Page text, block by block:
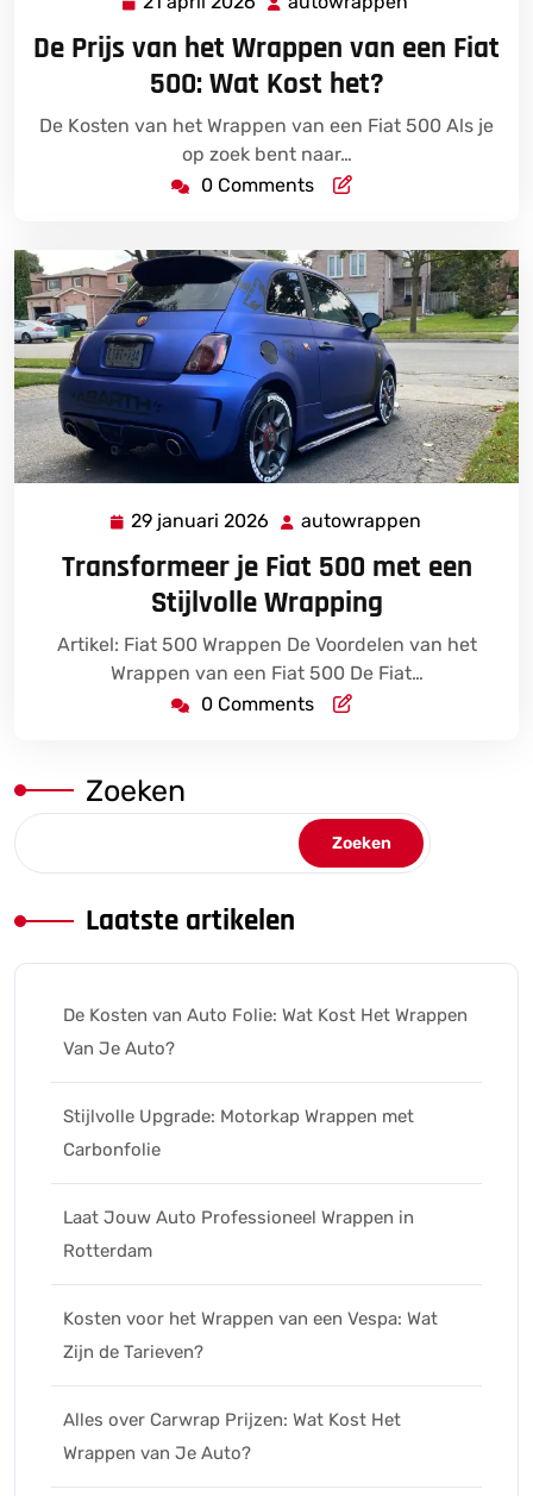
2026
De Prijs van het Wrappen van een Fiat
500: Wat Kost het?
De Kosten van het Wrappen van een Fiat 500 Als je
op zoek bent naar…
0 Comments
29 januari 2026 29
januari
2026
autowrappen
Transformeer je Fiat 500 met een
Stijlvolle Wrapping
Artikel: Fiat 500 Wrappen De Voordelen van het
Wrappen van een Fiat 500 De Fiat…
0 Comments
Zoeken
Zoeken
Laatste artikelen
De Kosten van Auto Folie: Wat Kost Het Wrappen
Van Je Auto?
Stijlvolle Upgrade: Motorkap Wrappen met
Carbonfolie
Laat Jouw Auto Professioneel Wrappen in
Rotterdam
Kosten voor het Wrappen van een Vespa: Wat
Zijn de Tarieven?
Alles over Carwrap Prijzen: Wat Kost Het
Wrappen van Je Auto?